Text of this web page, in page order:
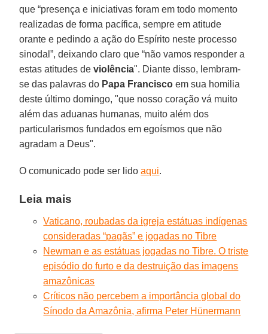
que “presença e iniciativas foram em todo momento
realizadas de forma pacífica, sempre em atitude
orante e pedindo a ação do Espírito neste processo
sinodal”, deixando claro que “não vamos responder a
estas atitudes deviolência". Diante disso, lembram-
se das palavras do Papa Francisco em sua homilia
deste último domingo, "que nosso coração vá muito
além das aduanas humanas, muito além dos
particularismos fundados em egoísmos que não
agradam a Deus".
O comunicado pode ser lidoaqui.
Leia mais
Vaticano, roubadas da igreja estátuas indígenas
consideradas “pagãs” e jogadas no Tibre
Newman e as estátuas jogadas no Tibre. O triste
episódio do furto e da destruição das imagens
amazônicas
Críticos não percebem a importância global do
Sínodo da Amazônia, afirma Peter Hünermann